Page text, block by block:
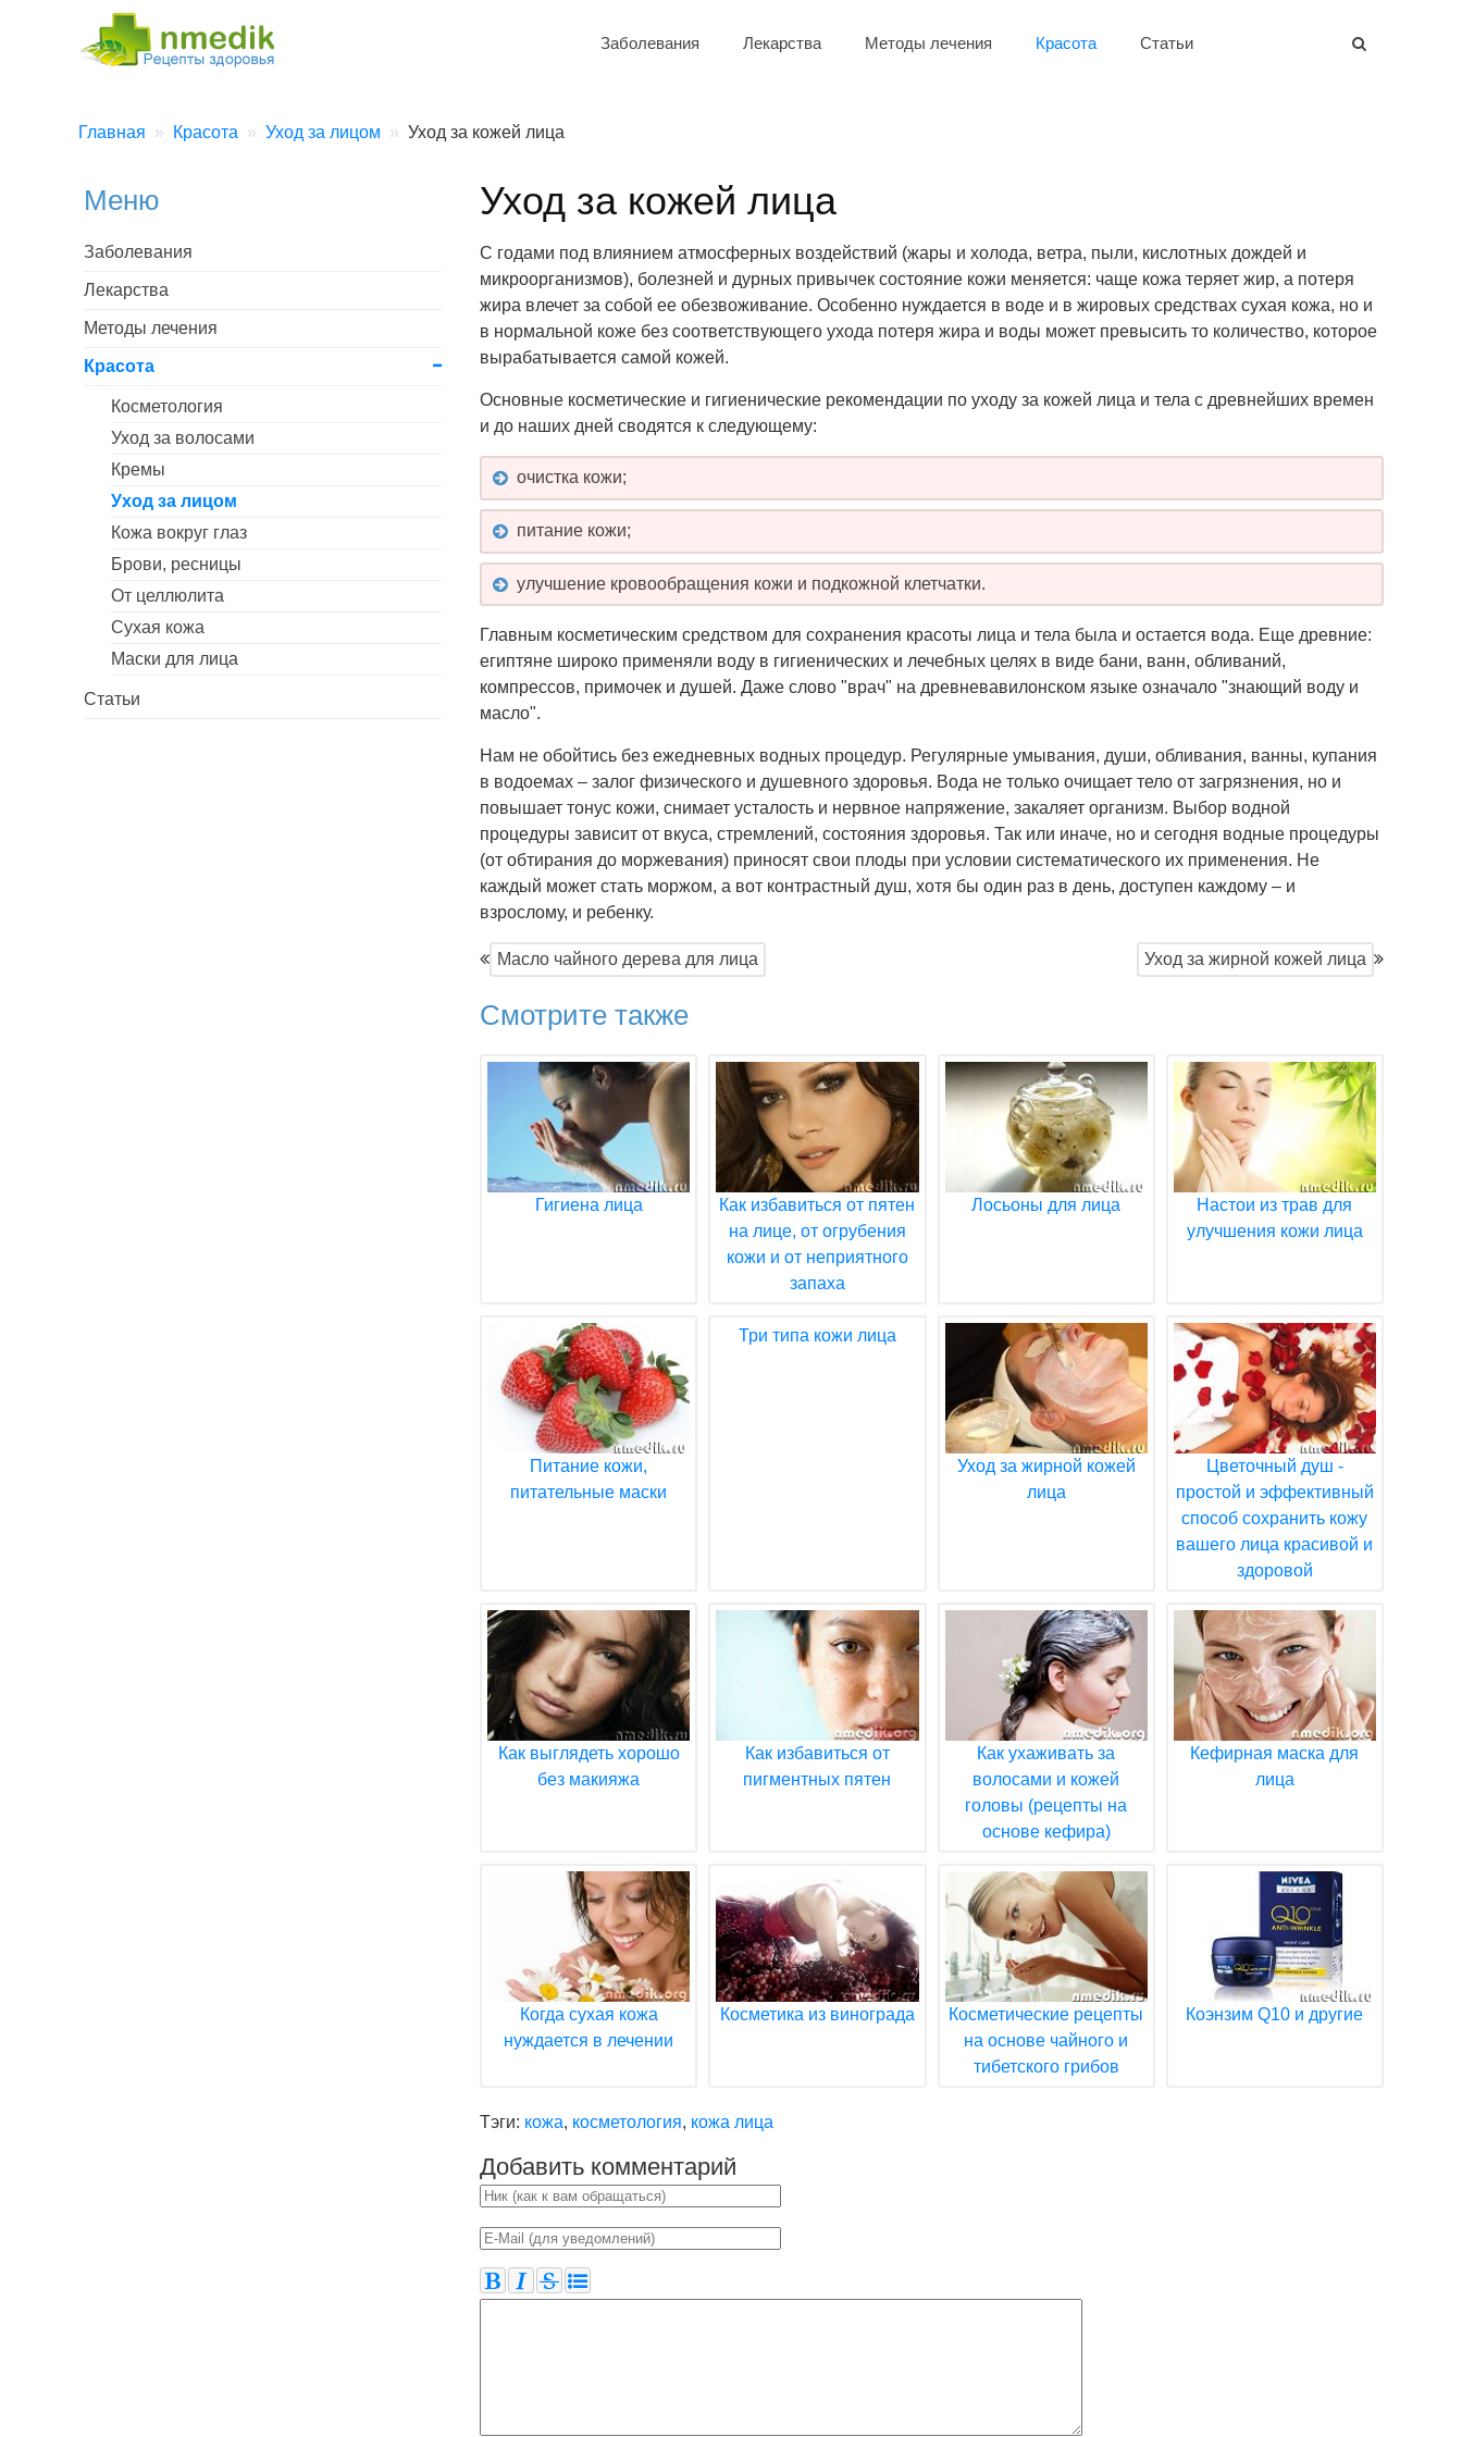
Заболевания Лекарства Методы лечения Красота Статьи
Главная Красота Уход за лицом Уход за кожей лица
Уход за кожей лица
С годами под влиянием атмосферных воздействий (жары и холода, ветра, пыли, кислотных дождей и
микроорганизмов), болезней и дурных привычек состояние кожи меняется: чаще кожа теряет жир, а потеря
жира влечет за собой ее обезвоживание. Особенно нуждается в воде и в жировых средствах сухая кожа, но и
в нормальной коже без соответствующего ухода потеря жира и воды может превысить то количество, которое
вырабатывается самой кожей.
Основные косметические и гигиенические рекомендации по уходу за кожей лица и тела с древнейших времен
и до наших дней сводятся к следующему:
очистка кожи;
питание кожи;
улучшение кровообращения кожи и подкожной клетчатки.
Главным косметическим средством для сохранения красоты лица и тела была и остается вода. Еще древние:
египтяне широко применяли воду в гигиенических и лечебных целях в виде бани, ванн, обливаний,
компрессов, примочек и душей. Даже слово "врач" на древневавилонском языке означало "знающий воду и
масло".
Нам не обойтись без ежедневных водных процедур. Регулярные умывания, души, обливания, ванны, купания
в водоемах – залог физического и душевного здоровья. Вода не только очищает тело от загрязнения, но и
повышает тонус кожи, снимает усталость и нервное напряжение, закаляет организм. Выбор водной
процедуры зависит от вкуса, стремлений, состояния здоровья. Так или иначе, но и сегодня водные процедуры
(от обтирания до моржевания) приносят свои плоды при условии систематического их применения. Не
каждый может стать моржом, а вот контрастный душ, хотя бы один раз в день, доступен каждому – и
взрослому, и ребенку.
Масло чайного дерева для лица Уход за жирной кожей лица
Смотрите также
Гигиена лица
Как избавиться от пятен
на лице, от огрубения
кожи и от неприятного
запаха
Лосьоны для лица
Настои из трав для
улучшения кожи лица
Питание кожи,
питательные маски
Три типа кожи лица
Уход за жирной кожей
лица
Цветочный душ -
простой и эффективный
способ сохранить кожу
вашего лица красивой и
здоровой
Как выглядеть хорошо
без макияжа
Как избавиться от
пигментных пятен
Как ухаживать за
волосами и кожей
головы (рецепты на
основе кефира)
Кефирная маска для
лица
Когда сухая кожа
нуждается в лечении
Косметика из винограда
Косметические рецепты
на основе чайного и
тибетского грибов
Коэнзим Q10 и другие
Тэги: кожа, косметология, кожа лица
Добавить комментарий
Меню
Заболевания
Лекарства
Методы лечения
Красота
Косметология
Уход за волосами
Кремы
Уход за лицом
Кожа вокруг глаз
Брови, ресницы
От целлюлита
Сухая кожа
Маски для лица
Статьи